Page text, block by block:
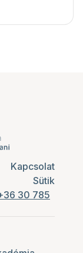
Kapcsolat
Sütik
30 785